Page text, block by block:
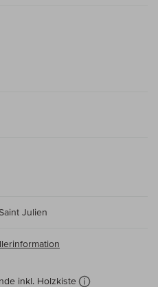
Julien
inkl. Holzkiste